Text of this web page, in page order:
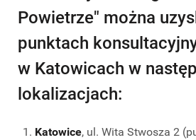
Powietrze" można
punktach
w Katowicach w
lokalizacjach:
Katowice, ul. Wita Stwosza 2